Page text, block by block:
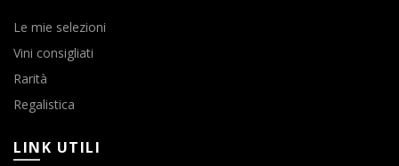
Le mie selezioni
Vini consigliati
Rarità
Regalistica
LINK UTILI